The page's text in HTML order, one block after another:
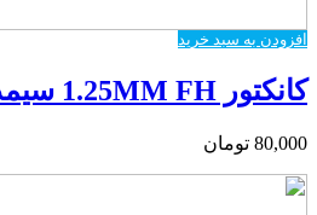
افزودن به سبد خرید
کانکتور 1.25MM FH سیمدار 10 پین
80,000 تومان